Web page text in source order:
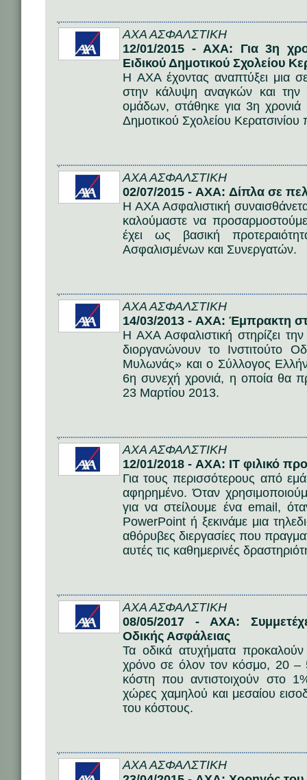
AΧΑ ΑΣΦΑΛΣΤΙΚΗ
12/01/2015 - AXA: Για 3η
Ειδικού Δημοτικού Σχολείου
Η AXA έχοντας αναπτύξει μια
στην κάλυψη αναγκών και την
ομάδων, στάθηκε για 3η χρονιά
Δημοτικού Σχολείου
AΧΑ ΑΣΦΑΛΣΤΙΚΗ
02/07/2015 - AXA: Δίπλα σε
Η ΑΧΑ Ασφαλιστική
καλούμαστε να
έχει ως βασική
Ασφαλισμένων και Συνεργατών.
AΧΑ ΑΣΦΑΛΣΤΙΚΗ
14/03/2013 - AXA: Έμπρακτη
Η ΑΧΑ Ασφαλιστική στηρίζει
διοργανώνουν το Ινστιτούτο
Μυλωνάς» και ο Σύλλογος
6η συνεχή χρονιά, η οποία θα
23 Μαρτίου 2013.
AΧΑ ΑΣΦΑΛΣΤΙΚΗ
12/01/2018 - AXA: ΙΤ φιλικό
Για τους περισσότερους από
αφηρημένο. Όταν
για να στείλουμε ένα email,
PowerPoint ή ξεκινάμε μια
αθόρυβες διεργασίες που
αυτές τις καθημερινές
AΧΑ ΑΣΦΑΛΣΤΙΚΗ
08/05/2017 - AXA:
Οδικής Ασφάλειας
Τα οδικά ατυχήματα
χρόνο σε όλον τον κόσμο, 20 –
κόστη που αντιστοιχούν στο
χώρες χαμηλού και μεσαίου
του κόστους.
AΧΑ ΑΣΦΑΛΣΤΙΚΗ